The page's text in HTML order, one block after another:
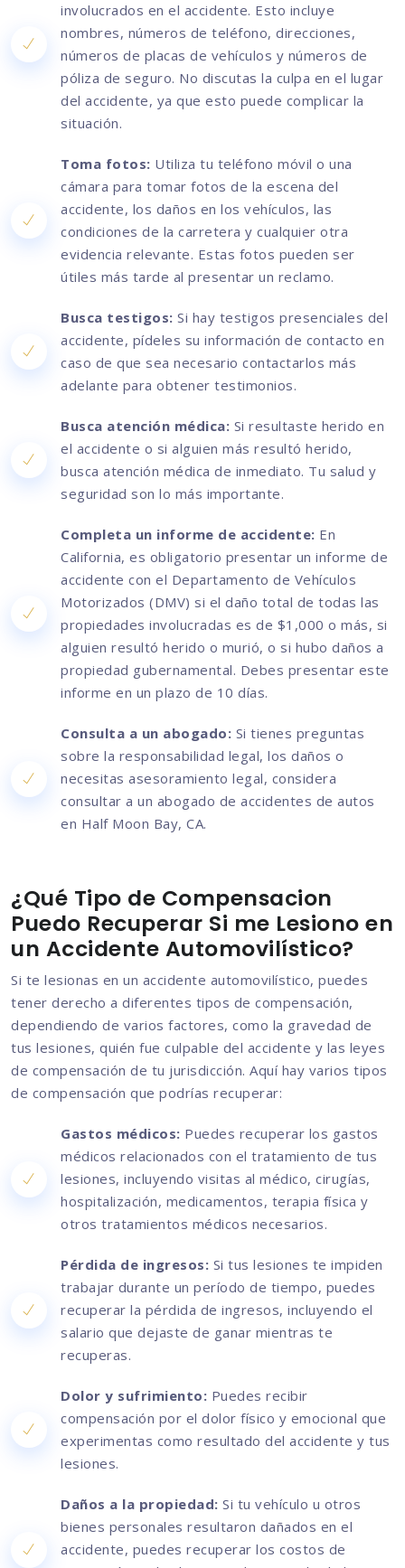
involucrados en el accidente. Esto incluye
nombres, números de teléfono, direcciones,
números de placas de vehículos y números de
póliza de seguro. No discutas la culpa en el lugar
del accidente, ya que esto puede complicar la
situación.
Toma fotos: Utiliza tu teléfono móvil o una
cámara para tomar fotos de la escena del
accidente, los daños en los vehículos, las
condiciones de la carretera y cualquier otra
evidencia relevante. Estas fotos pueden ser
útiles más tarde al presentar un reclamo.
Busca testigos: Si hay testigos presenciales del
accidente, pídeles su información de contacto en
caso de que sea necesario contactarlos más
adelante para obtener testimonios.
Busca atención médica: Si resultaste herido en
el accidente o si alguien más resultó herido,
busca atención médica de inmediato. Tu salud y
seguridad son lo más importante.
Completa un informe de accidente: En
California, es obligatorio presentar un informe de
accidente con el Departamento de Vehículos
Motorizados (DMV) si el daño total de todas las
propiedades involucradas es de $1,000 o más, si
alguien resultó herido o murió, o si hubo daños a
propiedad gubernamental. Debes presentar este
informe en un plazo de 10 días.
Consulta a un abogado: Si tienes preguntas
sobre la responsabilidad legal, los daños o
necesitas asesoramiento legal, considera
consultar a un abogado de accidentes de autos
en Half Moon Bay, CA.
¿Qué Tipo de Compensacion
Puedo Recuperar Si me Lesiono en
un Accidente Automovilístico?
Si te lesionas en un accidente automovilístico, puedes
tener derecho a diferentes tipos de compensación,
dependiendo de varios factores, como la gravedad de
tus lesiones, quién fue culpable del accidente y las leyes
de compensación de tu jurisdicción. Aquí hay varios tipos
de compensación que podrías recuperar:
Gastos médicos: Puedes recuperar los gastos
médicos relacionados con el tratamiento de tus
lesiones, incluyendo visitas al médico, cirugías,
hospitalización, medicamentos, terapia física y
otros tratamientos médicos necesarios.
Pérdida de ingresos: Si tus lesiones te impiden
trabajar durante un período de tiempo, puedes
recuperar la pérdida de ingresos, incluyendo el
salario que dejaste de ganar mientras te
recuperas.
Dolor y sufrimiento: Puedes recibir
compensación por el dolor físico y emocional que
experimentas como resultado del accidente y tus
lesiones.
Daños a la propiedad: Si tu vehículo u otros
bienes personales resultaron dañados en el
accidente, puedes recuperar los costos de